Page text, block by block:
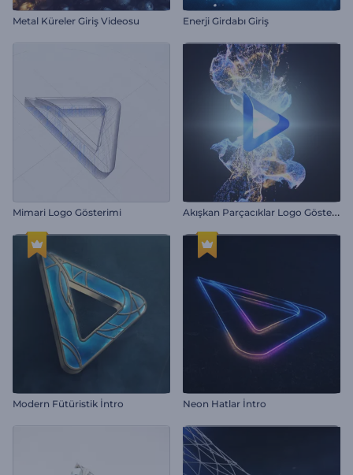
Metal Küreler Giriş Videosu Enerji Girdabı Giriş
Mimari Logo Gösterimi A
kışkan Parçacıklar Logo Gösterimi
Modern Fütüristik İntro Neon Hatlar İntro